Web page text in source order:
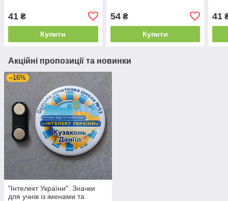
41 ₴
Купити
54₴
Купити
41
Акційні пропозиції та новинки
–16%
"Інтелект України". Значки
для учнів із іменами та